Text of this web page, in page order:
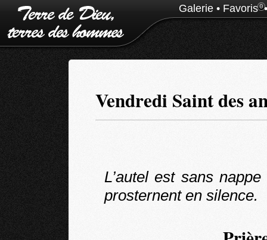
Galerie • Favoris0
Vendredi Saint des
L’autel est sans
prosternent en silence.